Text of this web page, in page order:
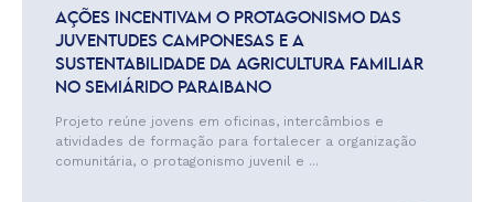
AÇÕES INCENTIVAM O PROTAGONISMO DAS
JUVENTUDES CAMPONESAS E A
SUSTENTABILIDADE DA AGRICULTURA FAMILIAR
NO SEMIÁRIDO PARAIBANO
Projeto reúne jovens em oficinas, intercâmbios e
atividades de formação para fortalecer a organização
comunitária, o protagonismo juvenil e ...